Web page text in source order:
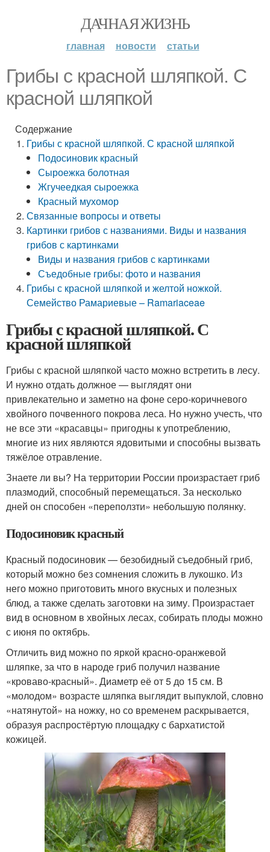
ДАЧНАЯ ЖИЗНЬ
главная новости статьи
Грибы с красной шляпкой. С
красной шляпкой
Содержание
Грибы с красной шляпкой. С красной шляпкой
Подосиновик красный
Сыроежка болотная
Жгучеедкая сыроежка
Красный мухомор
Связанные вопросы и ответы
Картинки грибов с названиями. Виды и названия
грибов с картинками
Виды и названия грибов с картинками
Съедобные грибы: фото и названия
Грибы с красной шляпкой и желтой ножкой.
Семейство Рамариевые – Ramariaceae
Грибы с красной шляпкой. С
красной шляпкой
Грибы с красной шляпкой часто можно встретить в лесу.
И нужно отдать должное — выглядят они
привлекательно и заметно на фоне серо-коричневого
хвойного почвенного покрова леса. Но нужно учесть, что
не все эти «красавцы» пригодны к употреблению,
многие из них являются ядовитыми и способны вызвать
тяжёлое отравление.
Знаете ли вы? На территории России произрастает гриб
плазмодий, способный перемещаться. За несколько
дней он способен «переползти» небольшую полянку.
Подосиновик красный
Красный подосиновик — безобидный съедобный гриб,
который можно без сомнения сложить в лукошко. Из
него можно приготовить много вкусных и полезных
блюд, а также сделать заготовки на зиму. Произрастает
вид в основном в хвойных лесах, собирать плоды можно
с июня по октябрь.
Отличить вид можно по яркой красно-оранжевой
шляпке, за что в народе гриб получил название
«кроваво-красный». Диаметр её от 5 до 15 см. В
«молодом» возрасте шляпка выглядит выпуклой, словно
«натянутой» на ножку, но со временем раскрывается,
образуя распростёртую площадку с бархатистой
кожицей.